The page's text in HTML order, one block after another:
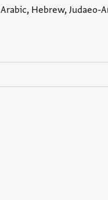
Arabic, Hebrew, Judaeo-